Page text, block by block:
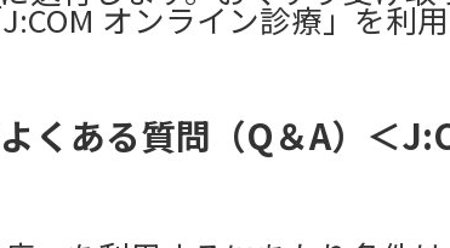
オンライン診療」を利
くある質問（Q＆A）＜